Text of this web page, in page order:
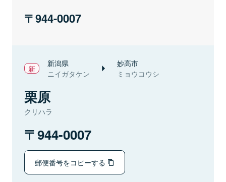
944-0007
新潟県
ニイガタケン
妙高市
ミョウコウシ
栗原
クリハラ
944-0007
郵便番号をコピーする